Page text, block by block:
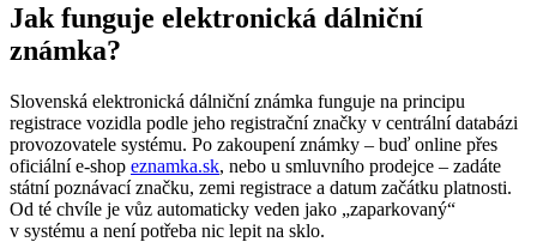
Jak funguje elektronická dálniční
známka?
Slovenská elektronická dálniční známka funguje na principu
registrace vozidla podle jeho registrační značky v centrální databázi
provozovatele systému. Po zakoupení známky – buď online přes
oficiální e-shop eznamka.sk, nebo u smluvního prodejce – zadáte
státní poznávací značku, zemi registrace a datum začátku platnosti.
Od té chvíle je vůz automaticky veden jako „zaparkovaný“
v systému a není potřeba nic lepit na sklo.